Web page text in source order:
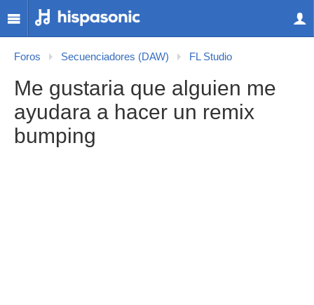
Foros Secuenciadores (DAW) FL Studio
Me gustaria que alguien me
ayudara a hacer un remix
bumping